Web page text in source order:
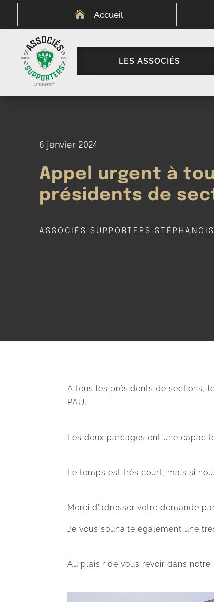
 Accueil
LES ASSOCIÉS
6 janvier 2024
Appel urgent à
présidents de
ASSOCIÉS SUPPORTERS STÉPHANOIS
À tous les présidents de sections,
PAU.
Les deux parcages ont une
Le temps est très court, mais si
Merci d’adresser votre demande
Je vous souhaite également une
Au plaisir de vous revoir dans notre